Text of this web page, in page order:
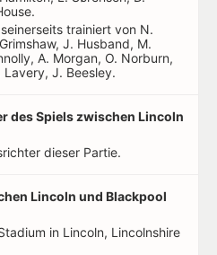
trainiert von N.
J. Husband, M.
A. Morgan, O. Norburn,
Lavery, J. Beesley.
des Spiels zwischen Lincoln
dieser Partie.
Lincoln und Blackpool
in Lincoln, Lincolnshire